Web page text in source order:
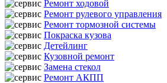
Ремонт ходовой
Ремонт рулевого управления
Ремонт тормозной системы
Покраска кузова
Детейлинг
Кузовной ремонт
Замена стекол
Ремонт АКПП